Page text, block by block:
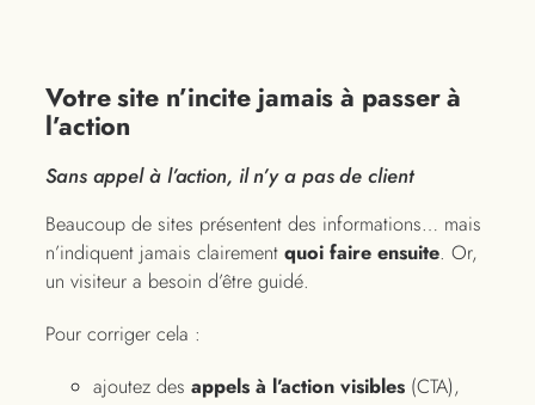
Votre site n’incite jamais à passer à
l’action
Sans appel à l’action, il n’y a pas de client
Beaucoup de sites présentent des informations… mais
n’indiquent jamais clairement quoi faire ensuite. Or,
un visiteur a besoin d’être guidé.
Pour corriger cela :
ajoutez des appels à l’action visibles (CTA),